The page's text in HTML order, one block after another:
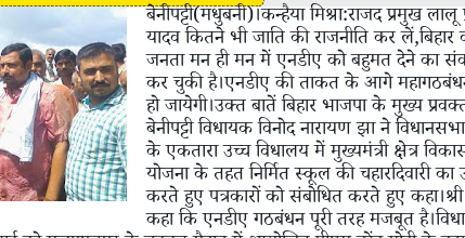
बेनीपट्टी(मधुबनी)।कन्हैया मिश्रा:राजद प्रमुख लालू
यादव कितने भी जाति की राजनीति कर लें,बिहार
जनता मन ही मन में एनडीए को बहुमत देने का
कर चुकी है।एनडीए की ताकत के आगे
हो जायेगी।उक्त बातें बिहार भाजपा के मुख्य
बेनीपट्टी विधायक विनोद नारायण झा ने विधानसभा
के एकतारा उच्च विधालय में मुख्यमंत्री क्षेत्र
योजना के तहत निर्मित स्कूल की चहारदिवारी का
करते हुए पत्रकारों को संबोधित करते हुए
कहा कि एनडीए गठबंधन पूरी तरह मजबूत